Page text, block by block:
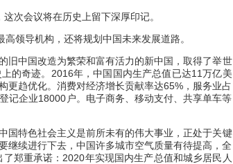
次会议将在历史上留下深厚印记。
高领导机构，还将规划中国未来发展道路。
旧中国改造为繁荣和富有活力的新中国，取得了举世
的奇迹。 2016年，中国国内生产总值已达11万亿美
更趋优化。消费对经济增长贡献率达65%，服务业占
记企业18000户。电子商务、移动支付、共享单车等
国特色社会主义是前所未有的伟大事业，正处于关键
继续进行下去，中国许多城市空气质量有待提高，全
郑重承诺：2020年实现国内生产总值和城乡居民人